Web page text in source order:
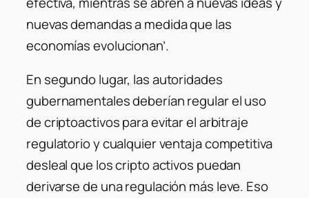
nuevas demandas a medida que las
economías evolucionan’.
En segundo lugar, las autoridades
gubernamentales deberían regular el uso
de criptoactivos para evitar el arbitraje
regulatorio y cualquier ventaja competitiva
desleal que los cripto activos puedan
derivarse de una regulación más leve. Eso